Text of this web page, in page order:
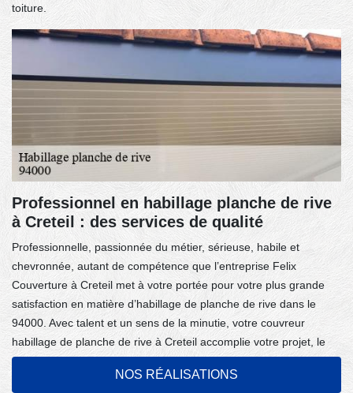
NOS RÉALISATIONS
toiture.
Professionnel en habillage planche de rive
à Creteil : des services de qualité
Professionnelle, passionnée du métier, sérieuse, habile et
chevronnée, autant de compétence que l’entreprise Felix
Couverture à Creteil met à votre portée pour votre plus grande
satisfaction en matière d’habillage de planche de rive dans le
94000. Avec talent et un sens de la minutie, votre couvreur
habillage de planche de rive à Creteil accomplie votre projet, le
résultat sera sans aucun doute satisfaisant, alliant qualité et
expertise. L’entreprise d’habillage de planche de rive Felix